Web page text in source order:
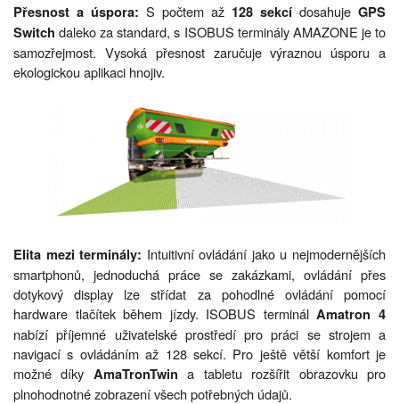
Přesnost a úspora: S počtem až 128 sekcí dosahuje GPS
Switch daleko za standard, s ISOBUS terminály AMAZONE je to
samozřejmost. Vysoká přesnost zaručuje výraznou úsporu a
ekologickou aplikaci hnojiv.
Elita mezi terminály: Intuitivní ovládání jako u nejmodernějších
smartphonů, jednoduchá práce se zakázkami, ovládání přes
dotykový display lze střídat za pohodlné ovládání pomocí
hardware tlačítek během jízdy. ISOBUS terminálAmatron 4
nabízí příjemné uživatelské prostředí pro práci se strojem a
navigací s ovládáním až 128 sekcí. Pro ještě větší komfort je
možné díky AmaTronTwina tabletu rozšířit obrazovku pro
plnohodnotné zobrazení všech potřebných údajů.